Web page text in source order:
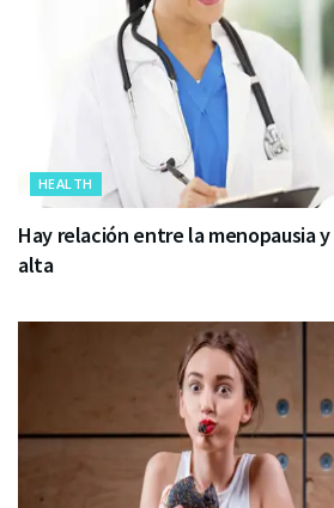
HEALTH
Hay relación entre la menopausia
alta